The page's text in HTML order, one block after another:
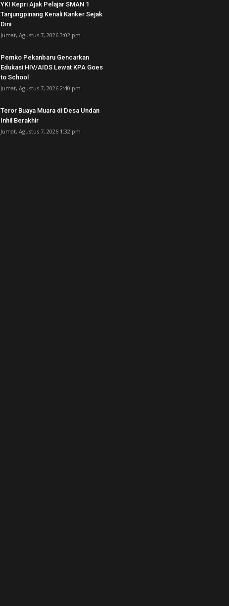
YKI Kepri Ajak Pelajar SMAN 1
Tanjungpinang Kenali Kanker Sejak
Dini
Jumat, Agustus 7, 2026 3:02 pm
Pemko Pekanbaru Gencarkan
Edukasi HIV/AIDS Lewat KPA Goes
to School
Jumat, Agustus 7, 2026 2:40 pm
Teror Buaya Muara di Desa Undan
Inhil Berakhir
Jumat, Agustus 7, 2026 1:32 pm